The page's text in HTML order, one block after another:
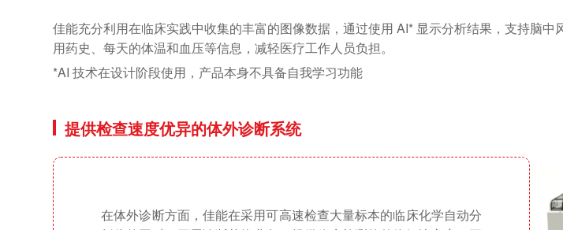
佳能充分利用在临床实践中收集的丰富的图像数据，通过使用 AI* 显示分析结果，支持脑
用药史、每天的体温和血压等信息，减轻医疗工作人员负担。
*AI 技术在设计阶段使用，产品本身不具备自我学习功能
提供检查速度优异的体外诊断系统
在体外诊断方面，佳能在采用可高速检查大量标本的临床化学自动分